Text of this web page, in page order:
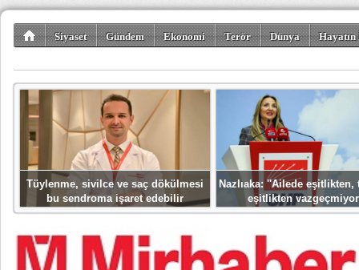
Siyaset Gündem Ekonomi Terör Dünya
Tüylenme, sivilce ve saç dökülmesi
bu sendroma işaret edebilir
Nazlıaka: ''Ailede eşitlikten,
eşitlikten